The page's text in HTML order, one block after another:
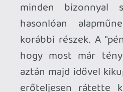
már teljesen kimaradtak. (Pedig
megvan Steam-en.) A Legend
Sherwood-ot és a
Desperados III-nak a demóját
és ennyi.
Azért is kezdtem a szervezett
most, mert sokukkal